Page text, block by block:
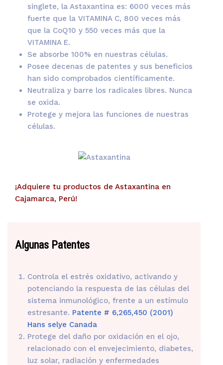
singlete, la Astaxantina es: 6000 veces más
fuerte que la VITAMINA C, 800 veces más
que la CoQ10 y 550 veces más que la
VITAMINA E.
Se absorbe 100% en nuestras células.
Posee decenas de patentes y sus beneficios
han sido comprobados científicamente.
Neutraliza y barre los radicales libres. Nunca
se oxida.
Protege y mejora las funciones de nuestras
células.
¡Adquiere tu productos de Astaxantina en
Cajamarca, Perú!
Algunas Patentes
Controla el estrés oxidativo, activando y
potenciando la respuesta de las células del
sistema inmunológico, frente a un estímulo
estresante. Patente # 6,265,450 (2001)
Hans selye Canada
Protege del daño por oxidación en el ojo,
relacionado con el envejecimiento, diabetes,
luz solar, radiación y enfermedades